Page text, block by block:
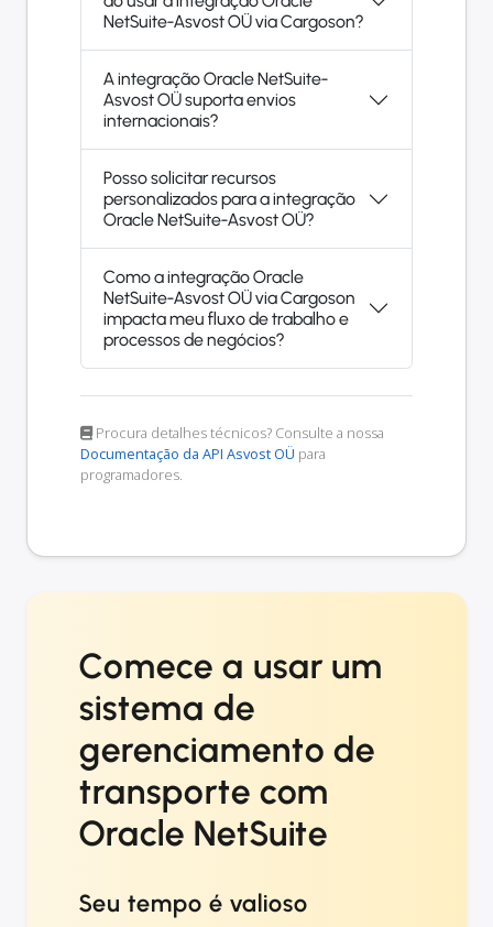
NetSuite-Asvost OÜ via Cargoson?
A integração Oracle NetSuite-
Asvost OÜ suporta envios
internacionais?
Posso solicitar recursos
personalizados para a integração
Oracle NetSuite-Asvost OÜ?
Como a integração Oracle
NetSuite-Asvost OÜ via Cargoson
impacta meu fluxo de trabalho e
processos de negócios?
Procura detalhes técnicos? Consulte a nossa
Documentação da API Asvost OÜ para
programadores.
Comece a usar um
sistema de
gerenciamento de
transporte com
Oracle NetSuite
Seu tempo é valioso